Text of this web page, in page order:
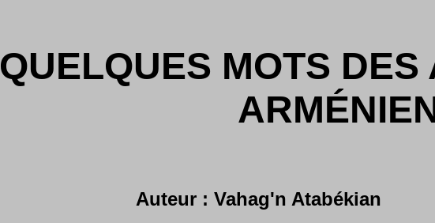
QUELQUES MOTS DES
Auteur : Vahag'n Atabékian